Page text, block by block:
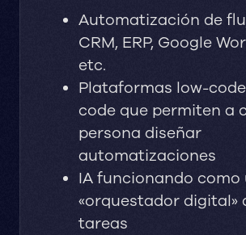
Automatización de
CRM, ERP, Google
etc.
Plataformas low-
code que permiten a
persona diseñar
automatizaciones
IA funcionando como
«orquestador digital»
tareas